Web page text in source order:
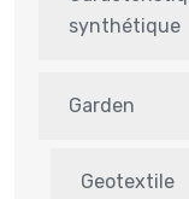
synthétique
Garden
Geotextile